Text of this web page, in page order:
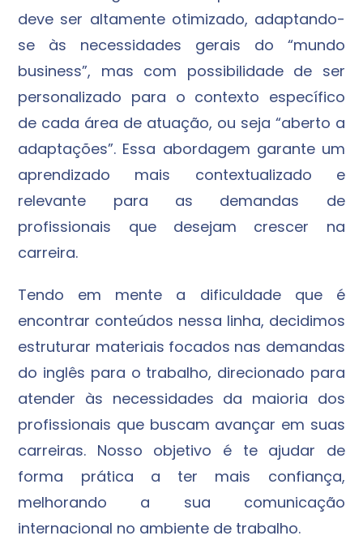
deve ser altamente otimizado, adaptando-
se às necessidades gerais do “mundo
business”, mas com possibilidade de ser
personalizado para o contexto específico
de cada área de atuação, ou seja “aberto a
adaptações”. Essa abordagem garante um
aprendizado mais contextualizado e
relevante para as demandas de
profissionais que desejam crescer na
carreira.
Tendo em mente a dificuldade que é
encontrar conteúdos nessa linha, decidimos
estruturar materiais focados nas demandas
do inglês para o trabalho, direcionado para
atender às necessidades da maioria dos
profissionais que buscam avançar em suas
carreiras. Nosso objetivo é te ajudar de
forma prática a ter mais confiança,
melhorando a sua comunicação
internacional no ambiente de trabalho.